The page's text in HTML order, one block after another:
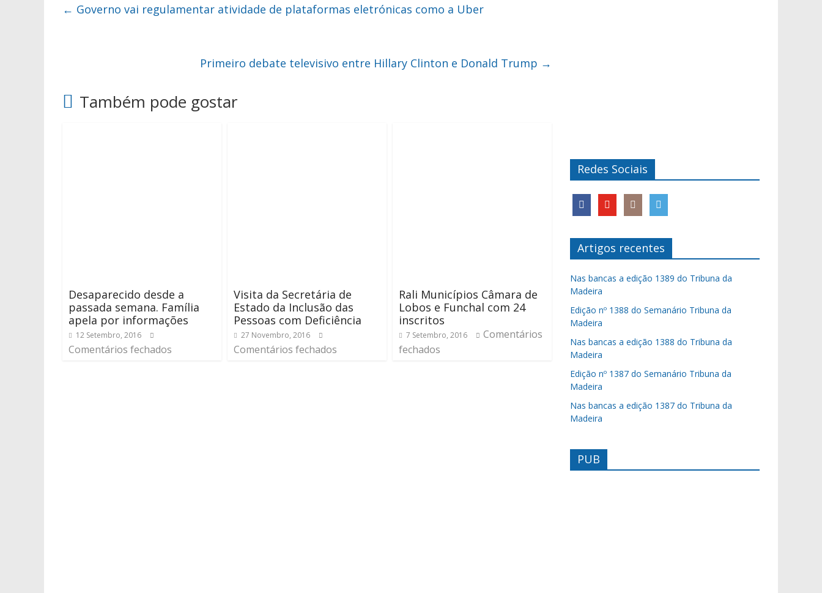
← Governo vai regulamentar atividade de plataformas eletrónicas como a Uber
Primeiro debate televisivo entre Hillary Clinton e Donald Trump →
Também pode gostar
Desaparecido desde a
passada semana. Família
apela por informações
12 Setembro, 2016
Comentários fechados
Visita da Secretária de
Estado da Inclusão das
Pessoas com Deficiência
27 Novembro, 2016
Comentários fechados
Rali Municípios Câmara de
Lobos e Funchal com 24
inscritos
7 Setembro, 2016
Comentários
fechados
Redes Sociais
Artigos recentes
Nas bancas a edição 1389 do Tribuna da
Madeira
Edição nº 1388 do Semanário Tribuna da
Madeira
Nas bancas a edição 1388 do Tribuna da
Madeira
Edição nº 1387 do Semanário Tribuna da
Madeira
Nas bancas a edição 1387 do Tribuna da
Madeira
PUB